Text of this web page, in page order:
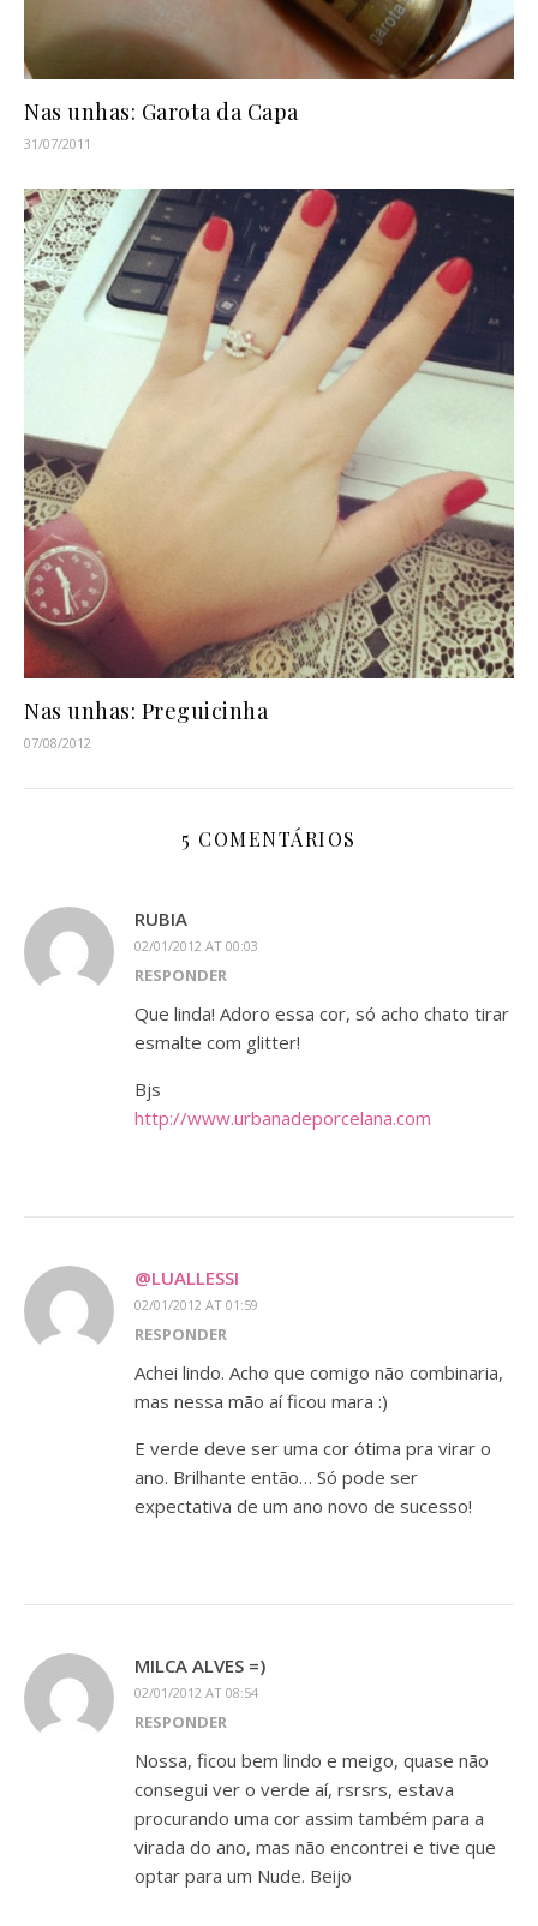
Nas unhas: Garota da Capa
31/07/2011
Nas unhas: Preguicinha
07/08/2012
5 COMENTÁRIOS
RUBIA
02/01/2012 AT 00:03
RESPONDER
Que linda! Adoro essa cor, só acho chato tirar
esmalte com glitter!
Bjs
http://www.urbanadeporcelana.com
@LUALLESSI
02/01/2012 AT 01:59
RESPONDER
Achei lindo. Acho que comigo não combinaria,
mas nessa mão aí ficou mara :)
E verde deve ser uma cor ótima pra virar o
ano. Brilhante então… Só pode ser
expectativa de um ano novo de sucesso!
MILCA ALVES =)
02/01/2012 AT 08:54
RESPONDER
Nossa, ficou bem lindo e meigo, quase não
consegui ver o verde aí, rsrsrs, estava
procurando uma cor assim também para a
virada do ano, mas não encontrei e tive que
optar para um Nude. Beijo